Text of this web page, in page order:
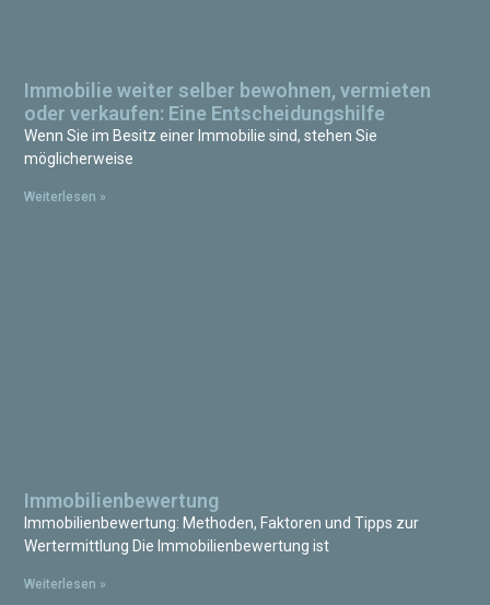
Immobilie weiter selber bewohnen, vermieten
oder verkaufen: Eine Entscheidungshilfe
Wenn Sie im Besitz einer Immobilie sind, stehen Sie
möglicherweise
Weiterlesen »
Immobilienbewertung
Immobilienbewertung: Methoden, Faktoren und Tipps zur
Wertermittlung Die Immobilienbewertung ist
Weiterlesen »